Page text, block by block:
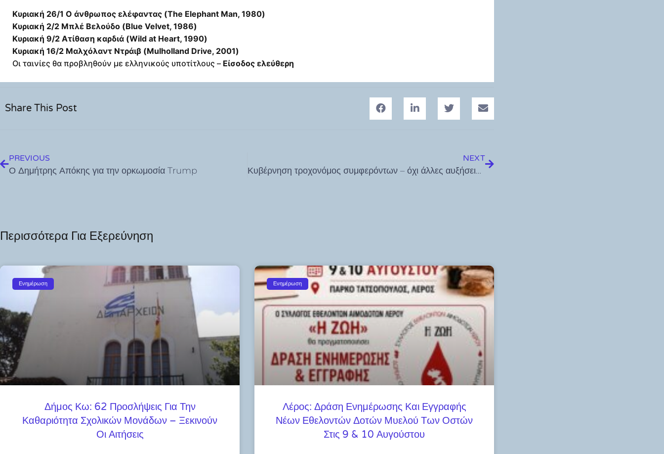
Κυριακή 26/1 Ο άνθρωπος ελέφαντας (The Elephant Μan, 1980)
Κυριακή 2/2 Μπλέ Βελούδο (Blue Velvet, 1986)
Κυριακή 9/2 Ατίθαση καρδιά (Wild at Ηeart, 1990)
Κυριακή 16/2 Μαλχόλαντ Ντράιβ (Mulholland Drive, 2001)
Οι ταινίες θα προβληθούν με ελληνικούς υποτίτλους – Είσοδος ελεύθερη
Share This Post
PREVIOUS
Ο Δημήτρης Απόκης για την ορκωμοσία Trump
NEXT
Κυβέρνηση τροχονόμος συμφερόντων – όχι άλλες αυξήσεις στα ακτοπλοϊκά εισιτήρια
Περισσότερα Για Εξερεύνηση
Ενημέρωση
Δήμος Κω: 62 Προσλήψεις Για Την
Καθαριότητα Σχολικών Μονάδων – Ξεκινούν
Οι Αιτήσεις
Ενημέρωση
Λέρος: Δράση Ενημέρωσης Και Εγγραφής
Νέων Εθελοντών Δοτών Μυελού Των Οστών
Στις 9 & 10 Αυγούστου